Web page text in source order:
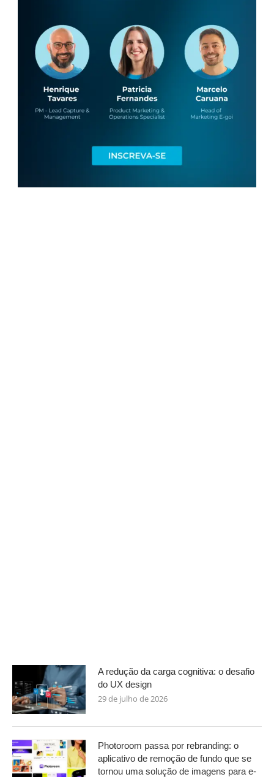
A redução da carga cognitiva: o desafio
do UX design
29 de julho de 2026
Photoroom passa por rebranding: o
aplicativo de remoção de fundo que se
tornou uma solução de imagens para e-